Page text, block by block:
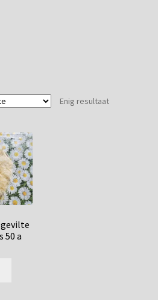
Enig resultaat
50 a